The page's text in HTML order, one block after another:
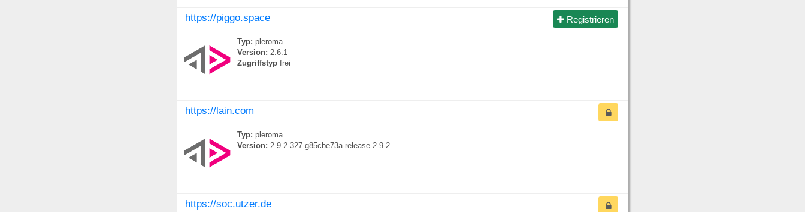
Registrieren
https://piggo.space
Typ: pleroma
Version: 2.6.1
Zugriffstyp frei
https://lain.com
Typ: pleroma
Version: 2.9.2-327-g85cbe73a-release-2-9-2
https://soc.utzer.de